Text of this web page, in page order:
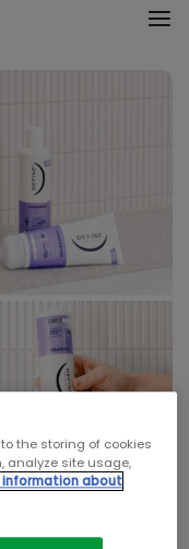
to the storing of cookies
analyze site usage,
information about